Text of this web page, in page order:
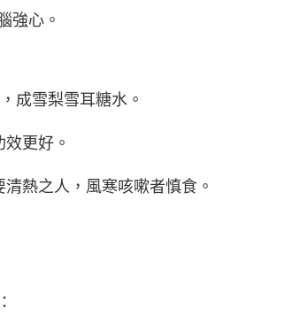
強心。
成雪梨雪耳糖水。
更好。
熱之人，風寒咳嗽者慎食。